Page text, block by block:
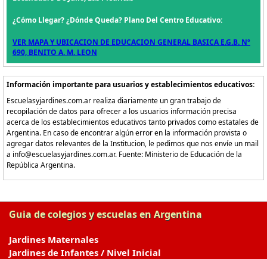
¿Cómo Llegar? ¿Dónde Queda? Plano Del Centro Educativo:
VER MAPA Y UBICACION DE EDUCACION GENERAL BASICA E.G.B. Nº
690, BENITO A. M. LEON
Información importante para usuarios y establecimientos educativos:
Escuelasyjardines.com.ar realiza diariamente un gran trabajo de
recopilación de datos para ofrecer a los usuarios información precisa
acerca de los establecimientos educativos tanto privados como estatales de
Argentina. En caso de encontrar algún error en la información provista o
agregar datos relevantes de la Institucion, le pedimos que nos envíe un mail
a info@escuelasyjardines.com.ar. Fuente: Ministerio de Educación de la
República Argentina.
Guia de colegios y escuelas en Argentina
Jardines Maternales
Jardines de Infantes / Nivel Inicial